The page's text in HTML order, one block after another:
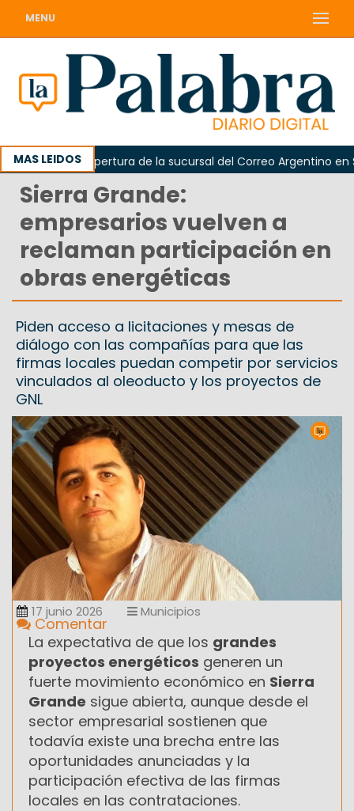
MENU
MAS LEIDOS
la reapertura de la sucursal del Correo Argentino en Sierra
Sierra Grande:
empresarios vuelven a
reclaman participación en
obras energéticas
Piden acceso a licitaciones y mesas de
diálogo con las compañías para que las
firmas locales puedan competir por servicios
vinculados al oleoducto y los proyectos de
GNL
17 junio 2026 Municipios
Comentar
La expectativa de que los grandes
proyectos energéticos generen un
fuerte movimiento económico en Sierra
Grande sigue abierta, aunque desde el
sector empresarial sostienen que
todavía existe una brecha entre las
oportunidades anunciadas y la
participación efectiva de las firmas
locales en las contrataciones.